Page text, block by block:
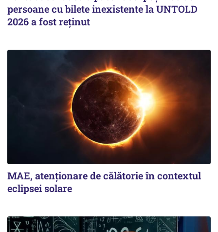
persoane cu bilete inexistente la UNTOLD
2026 a fost reținut
MAE, atenționare de călătorie în contextul
eclipsei solare